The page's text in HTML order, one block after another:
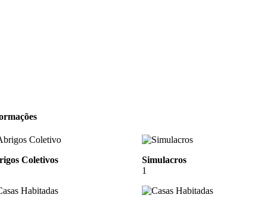
Coletivos
Simulacros
1